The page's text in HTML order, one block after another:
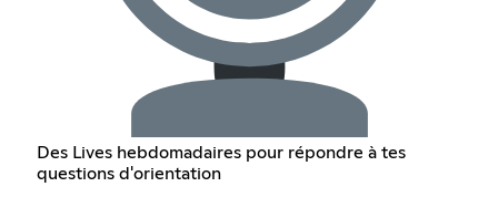
Des Lives hebdomadaires pour répondre à tes
questions d'orientation